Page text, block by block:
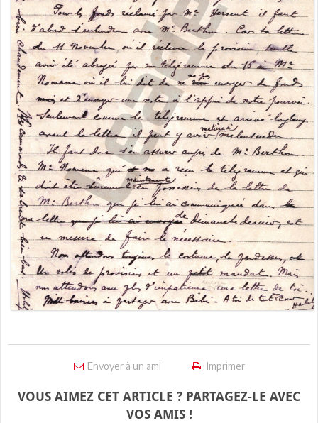
Envoyer à un ami Imprimer
VOUS AIMEZ CET ARTICLE ? PARTAGEZ-LE AVEC
VOS AMIS !